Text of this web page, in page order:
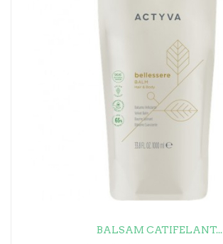
BALSAM CATIFELANT...